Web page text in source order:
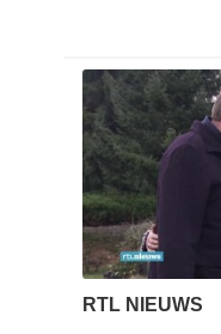
RTL NIEUWS